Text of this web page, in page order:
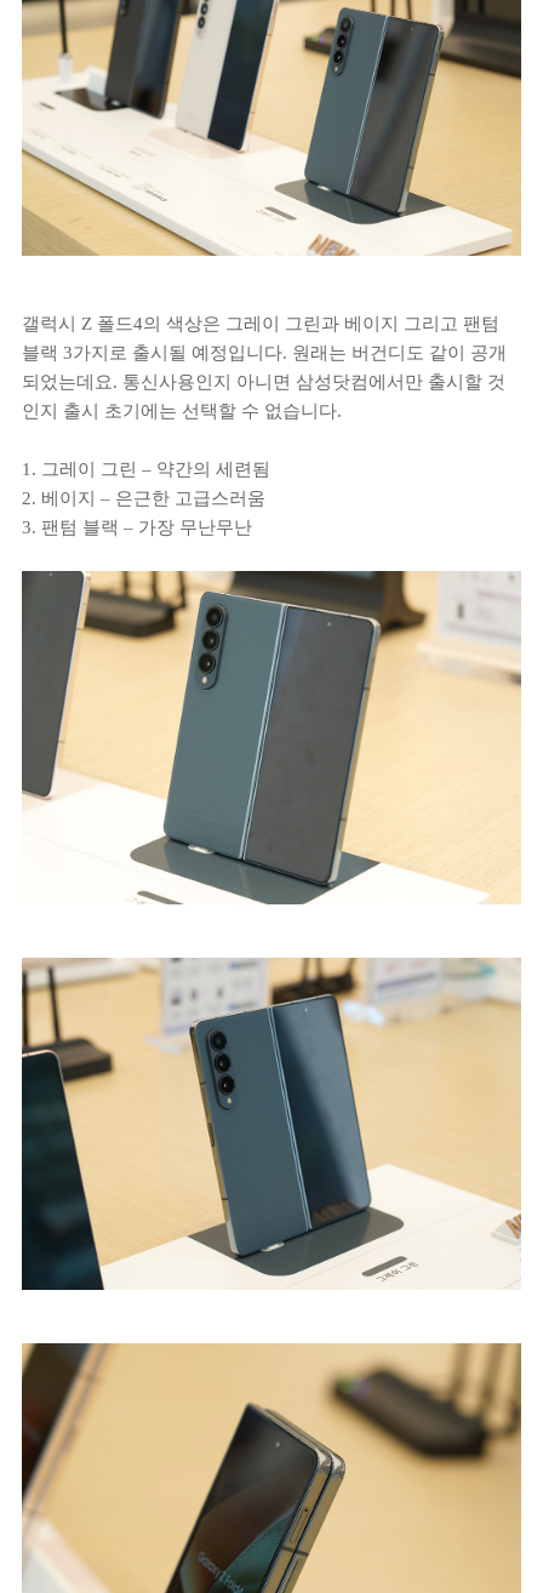
갤럭시 Z 폴드4의 색상은 그레이 그린과 베이지 그리고 팬텀
블랙 3가지로 출시될 예정입니다. 원래는 버건디도 같이 공개
되었는데요. 통신사용인지 아니면 삼성닷컴에서만 출시할 것
인지 출시 초기에는 선택할 수 없습니다.
1. 그레이 그린 – 약간의 세련됨
2. 베이지 – 은근한 고급스러움
3. 팬텀 블랙 – 가장 무난무난